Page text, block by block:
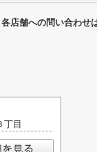
店舗への問い合わせ
丁目